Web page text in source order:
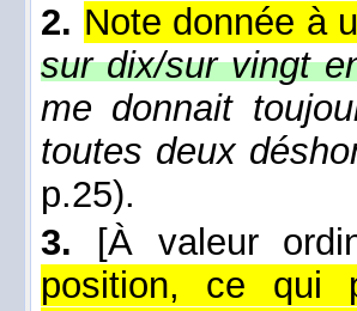
2. Note donnée à
sur dix/sur vingt
me donnait
toutes deux
p.25).
3.
[À valeur
position, ce qui